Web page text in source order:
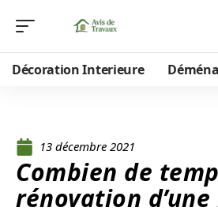
Décoration Interieure
13 décembre 2021
Combien de
rénovation